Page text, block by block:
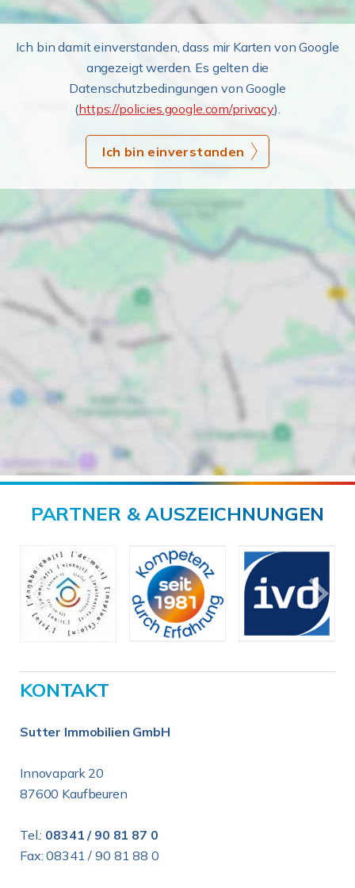
Ich bin damit einverstanden, dass mir Karten von Google
angezeigt werden. Es gelten die
Datenschutzbedingungen von Google
(https://policies.google.com/privacy).
Ich bin einverstanden
PARTNER & AUSZEICHNUNGEN
KONTAKT
Sutter Immobilien GmbH
Innovapark 20
87600 Kaufbeuren
Tel.: 08341 / 90 81 87 0
Fax: 08341 / 90 81 88 0